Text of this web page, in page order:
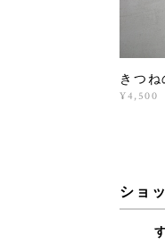
きつね
¥4,500
ショ